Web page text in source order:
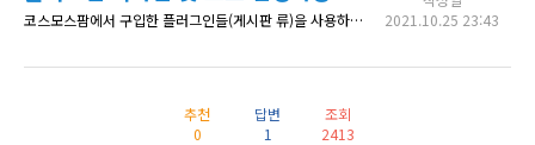
코스모스팜에서 구입한 플러그인들(게시판 류)을 사용하고 있습니다. 그런데 게시판 형식은 유지하되 디자인을 저희가 직접 수정 및 변경을 하고 싶은데, 어떠한 방법이 있는지 문의 드립니다. 있다면 css를 통해서 또는 다른 방법으로 가능한지 알려주시면 감사드리겠습니다.
2021.10.25 23:43
추천
0
답변
1
조회
2413